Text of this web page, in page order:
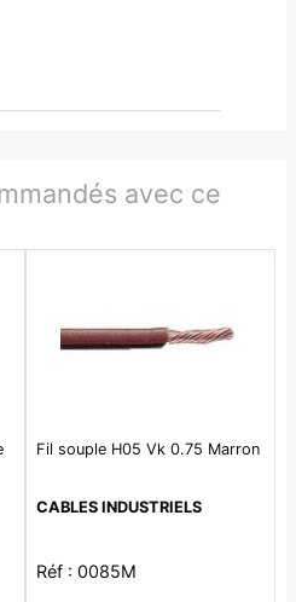
avec ce
Fil souple H05 Vk 0.75 Marron
CABLES INDUSTRIELS
Réf : 0085M